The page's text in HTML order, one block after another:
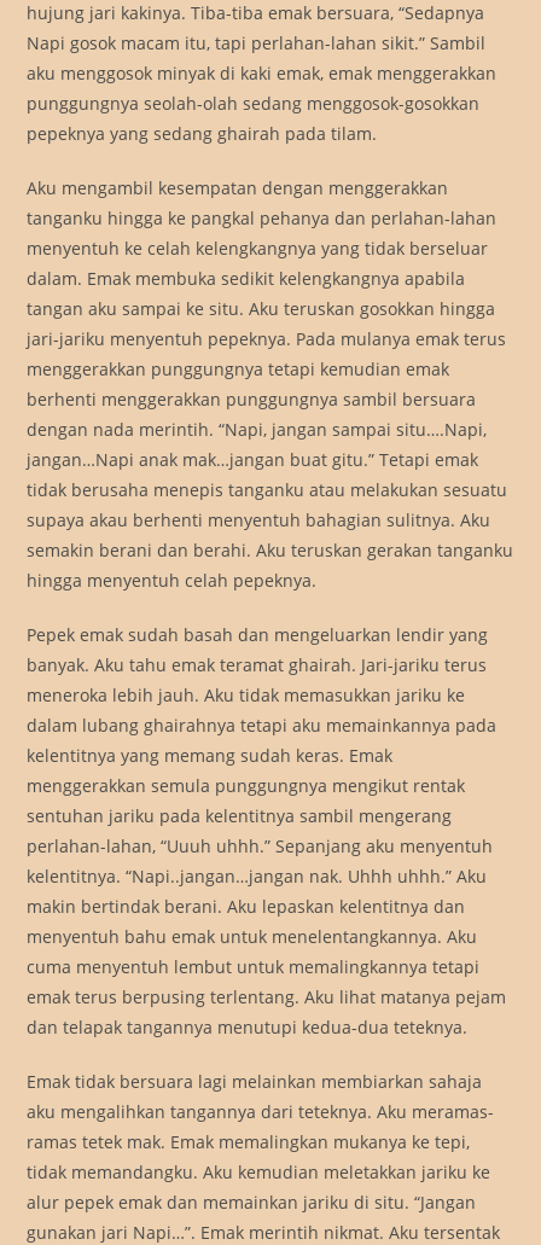
hujung jari kakinya. Tiba-tiba emak bersuara, “Sedapnya
Napi gosok macam itu, tapi perlahan-lahan sikit.” Sambil
aku menggosok minyak di kaki emak, emak menggerakkan
punggungnya seolah-olah sedang menggosok-gosokkan
pepeknya yang sedang ghairah pada tilam.
Aku mengambil kesempatan dengan menggerakkan
tanganku hingga ke pangkal pehanya dan perlahan-lahan
menyentuh ke celah kelengkangnya yang tidak berseluar
dalam. Emak membuka sedikit kelengkangnya apabila
tangan aku sampai ke situ. Aku teruskan gosokkan hingga
jari-jariku menyentuh pepeknya. Pada mulanya emak terus
menggerakkan punggungnya tetapi kemudian emak
berhenti menggerakkan punggungnya sambil bersuara
dengan nada merintih. “Napi, jangan sampai situ….Napi,
jangan…Napi anak mak…jangan buat gitu.” Tetapi emak
tidak berusaha menepis tanganku atau melakukan sesuatu
supaya akau berhenti menyentuh bahagian sulitnya. Aku
semakin berani dan berahi. Aku teruskan gerakan tanganku
hingga menyentuh celah pepeknya.
Pepek emak sudah basah dan mengeluarkan lendir yang
banyak. Aku tahu emak teramat ghairah. Jari-jariku terus
meneroka lebih jauh. Aku tidak memasukkan jariku ke
dalam lubang ghairahnya tetapi aku memainkannya pada
kelentitnya yang memang sudah keras. Emak
menggerakkan semula punggungnya mengikut rentak
sentuhan jariku pada kelentitnya sambil mengerang
perlahan-lahan, “Uuuh uhhh.” Sepanjang aku menyentuh
kelentitnya. “Napi..jangan…jangan nak. Uhhh uhhh.” Aku
makin bertindak berani. Aku lepaskan kelentitnya dan
menyentuh bahu emak untuk menelentangkannya. Aku
cuma menyentuh lembut untuk memalingkannya tetapi
emak terus berpusing terlentang. Aku lihat matanya pejam
dan telapak tangannya menutupi kedua-dua teteknya.
Emak tidak bersuara lagi melainkan membiarkan sahaja
aku mengalihkan tangannya dari teteknya. Aku meramas-
ramas tetek mak. Emak memalingkan mukanya ke tepi,
tidak memandangku. Aku kemudian meletakkan jariku ke
alur pepek emak dan memainkan jariku di situ. “Jangan
gunakan jari Napi…”. Emak merintih nikmat. Aku tersentak